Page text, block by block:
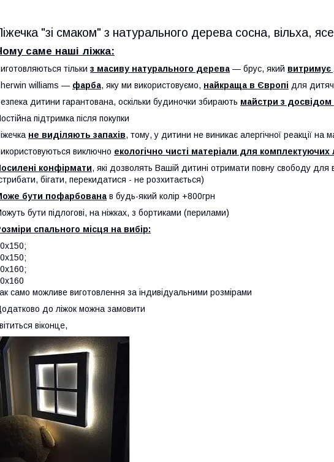
"зі смаком" з натурального дерева сосна, вільха,
саме наші ліжка:
тільки з масиву натурального дерева — брус, який витримує
williams — фарба, яку ми використовуємо, найкраща в Європі для
дитини гарантована, оскільки будиночки збирають майстри з досвідом
підтримка після покупки
не виділяють запахів, тому, у дитини не виникає алергічної реакції на
виключно екологічно чисті матеріали для комплектуючих
конфірмати, які дозволять Вашій дитині отримати повну свободу для
бігати, перекидатися - не розхитається)
бути пофарбована в будь-який колір +800грн
бути підлогові, на ніжках, з бортиками (перилами)
спального місця на вибір:
само можливе виготовлення за індивідуальними розмірами
до ліжок можна замовити
віконце,